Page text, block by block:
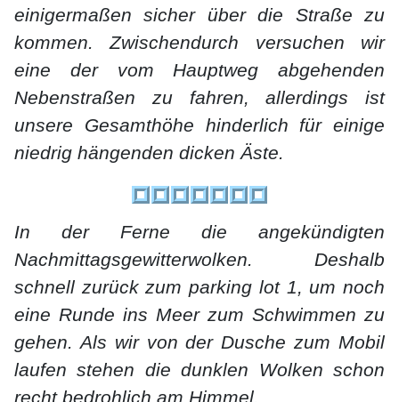
einigermaßen sicher über die Straße zu
kommen. Zwischendurch versuchen wir
eine der vom Hauptweg abgehenden
Nebenstraßen zu fahren, allerdings ist
unsere Gesamthöhe hinderlich für einige
niedrig hängenden dicken Äste.
In der Ferne die angekündigten
Nachmittagsgewitterwolken. Deshalb
schnell zurück zum parking lot 1, um noch
eine Runde ins Meer zum Schwimmen zu
gehen. Als wir von der Dusche zum Mobil
laufen stehen die dunklen Wolken schon